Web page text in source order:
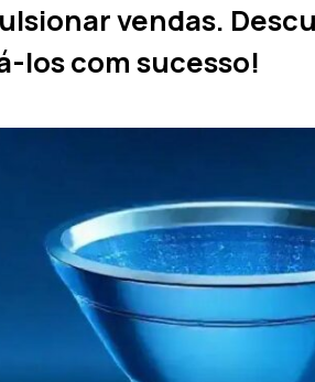
vendas.
los com sucesso!